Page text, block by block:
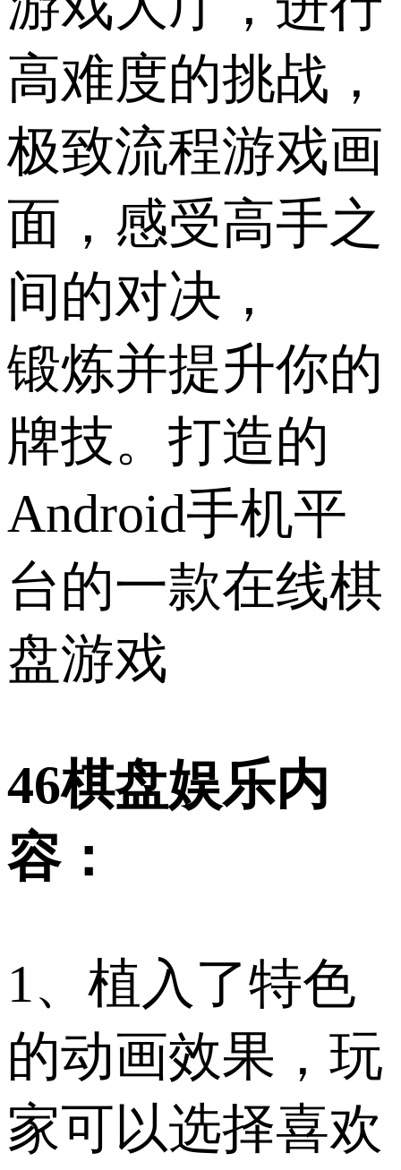
高难度的挑战，
极致流程游戏画
面，感受高手之
间的对决，
锻炼并提升你的
牌技。打造的
Android手机平
台的一款在线棋
盘游戏
46棋盘娱乐内
容：
1、植入了特色
的动画效果，玩
家可以选择喜欢